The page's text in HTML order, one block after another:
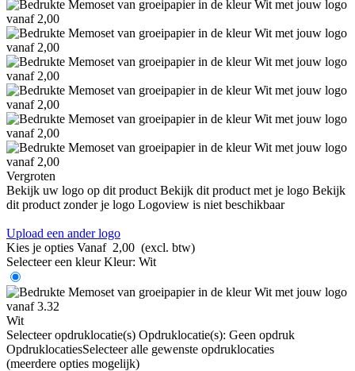
Vergroten
Bekijk uw logo op dit product Bekijk dit product met je logo Bekijk
dit product zonder je logo Logoview is niet beschikbaar
Upload een ander logo
Kies je opties Vanaf 2,00 (excl. btw)
Selecteer een kleur Kleur: Wit
Wit
Selecteer opdruklocatie(s) Opdruklocatie(s): Geen opdruk
OpdruklocatiesSelecteer alle gewenste opdruklocaties
(meerdere opties mogelijk)